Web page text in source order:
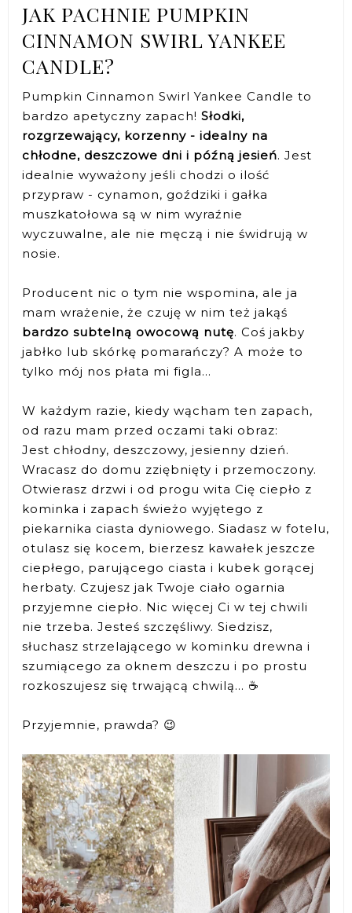
JAK PACHNIE PUMPKIN
CINNAMON SWIRL YANKEE
CANDLE?
Pumpkin Cinnamon Swirl Yankee Candle to
bardzo apetyczny zapach!Słodki,
rozgrzewający, korzenny - idealny na
chłodne, deszczowe dni i późną jesień. Jest
idealnie wyważony jeśli chodzi o ilość
przypraw - cynamon, goździki i gałka
muszkatołowa są w nim wyraźnie
wyczuwalne, ale nie męczą i nie świdrują w
nosie.
Producent nic o tym nie wspomina, ale ja
mam wrażenie, że czuję w nim też jakąś
bardzo subtelną owocową nutę. Coś jakby
jabłko lub skórkę pomarańczy? A może to
tylko mój nos płata mi figla...
W każdym razie, kiedy wącham ten zapach,
od razu mam przed oczami taki obraz:
Jest chłodny, deszczowy, jesienny dzień.
Wracasz do domu zziębnięty i przemoczony.
Otwierasz drzwi i od progu wita Cię ciepło z
kominka i zapach świeżo wyjętego z
piekarnika ciasta dyniowego. Siadasz w fotelu,
otulasz się kocem, bierzesz kawałek jeszcze
ciepłego, parującego ciasta i kubek gorącej
herbaty. Czujesz jak Twoje ciało ogarnia
przyjemne ciepło. Nic więcej Ci w tej chwili
nie trzeba. Jesteś szczęśliwy. Siedzisz,
słuchasz strzelającego w kominku drewna i
szumiącego za oknem deszczu i po prostu
rozkoszujesz się trwającą chwilą... ☕
Przyjemnie, prawda? 😉